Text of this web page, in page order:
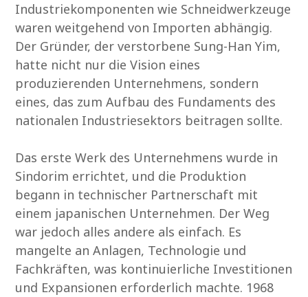
Industriekomponenten wie Schneidwerkzeuge
waren weitgehend von Importen abhängig.
Der Gründer, der verstorbene Sung-Han Yim,
hatte nicht nur die Vision eines
produzierenden Unternehmens, sondern
eines, das zum Aufbau des Fundaments des
nationalen Industriesektors beitragen sollte.
Das erste Werk des Unternehmens wurde in
Sindorim errichtet, und die Produktion
begann in technischer Partnerschaft mit
einem japanischen Unternehmen. Der Weg
war jedoch alles andere als einfach. Es
mangelte an Anlagen, Technologie und
Fachkräften, was kontinuierliche Investitionen
und Expansionen erforderlich machte. 1968